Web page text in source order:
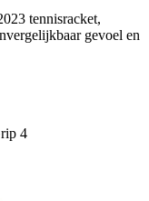
tennisracket,
gevoel en
4